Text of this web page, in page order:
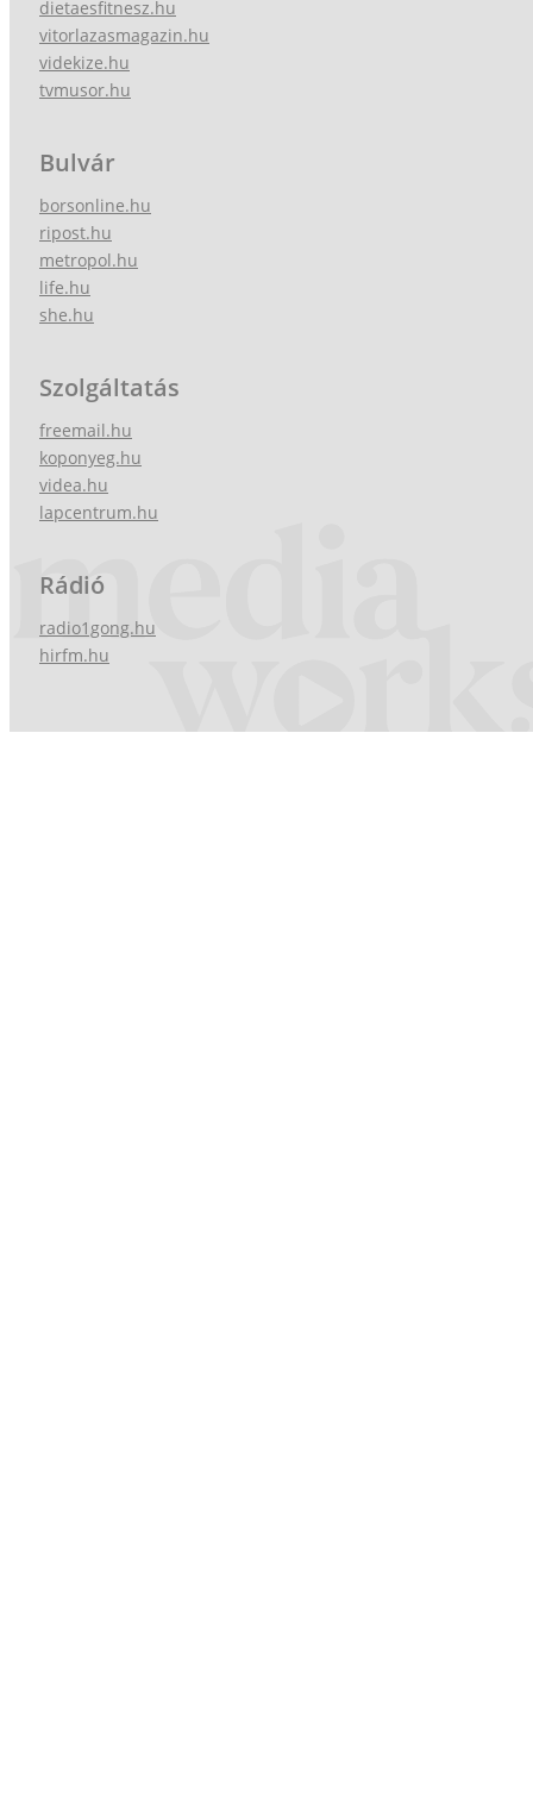
dietaesfitnesz.hu
vitorlazasmagazin.hu
videkize.hu
tvmusor.hu
Bulvár
borsonline.hu
ripost.hu
metropol.hu
life.hu
she.hu
Szolgáltatás
freemail.hu
koponyeg.hu
videa.hu
lapcentrum.hu
Rádió
radio1gong.hu
hirfm.hu